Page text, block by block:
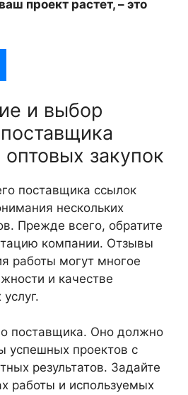
проект растет, – это
и выбор
закупок
поставщика ссылок
нескольких
Прежде всего, обратите
компании. Отзывы
работы могут многое
и качестве
поставщика. Оно должно
успешных проектов с
результатов. Задайте
работы и используемых